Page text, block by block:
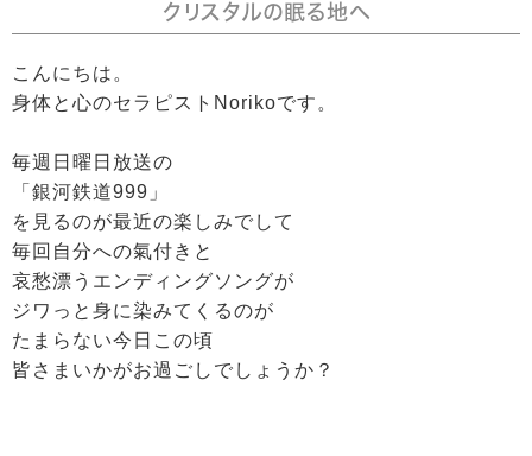
クリスタルの眠る地へ
こんにちは。
身体と心のセラピストNorikoです。
毎週日曜日放送の
「銀河鉄道999」
を見るのが最近の楽しみでして
毎回自分への氣付きと
哀愁漂うエンディングソングが
ジワっと身に染みてくるのが
たまらない今日この頃
皆さまいかがお過ごしでしょうか？